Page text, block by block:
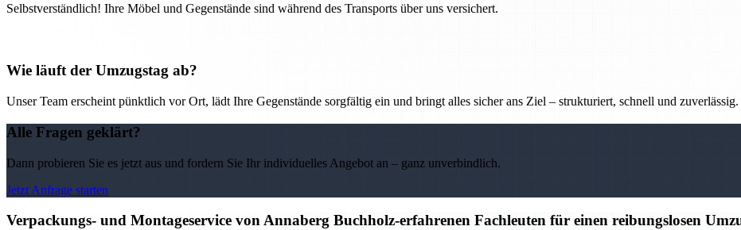
Selbstverständlich! Ihre Möbel und Gegenstände sind während des Transports über uns versichert.
Wie läuft der Umzugstag ab?
Unser Team erscheint pünktlich vor Ort, lädt Ihre Gegenstände sorgfältig ein und bringt alles sicher ans Ziel – strukturiert, schnell und zuverlässig.
Alle Fragen geklärt?
Dann probieren Sie es jetzt aus und fordern Sie Ihr individuelles Angebot an – ganz unverbindlich.
Jetzt Anfrage starten
Verpackungs- und Montageservice von Annaberg Buchholz-erfahrenen Fachleuten für einen reibungslosen